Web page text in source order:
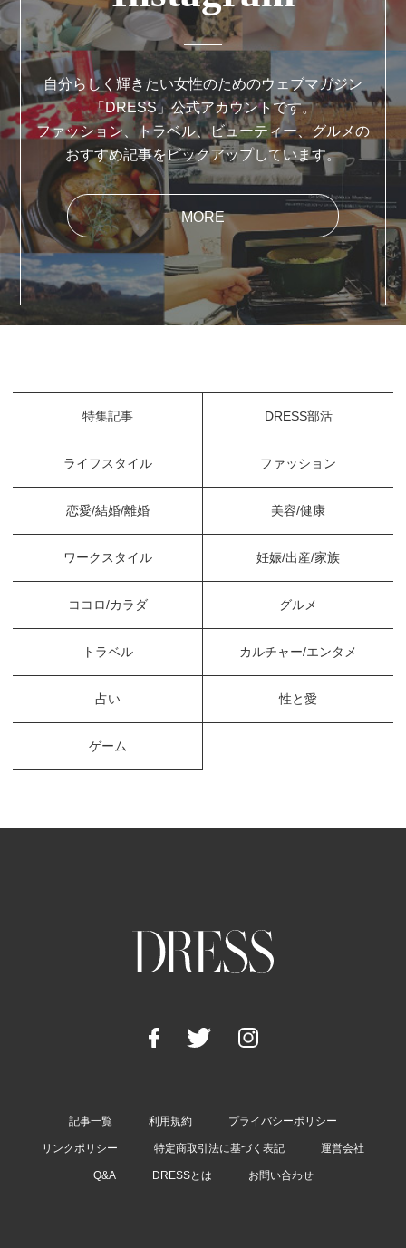
自分らしく輝きたい女性のためのウェブマガジン
「DRESS」公式アカウントです。
ファッション、トラベル、ビューティー、グルメの
おすすめ記事をピックアップしています。
MORE
特集記事 DRESS部活
ライフスタイル ファッション
恋愛/結婚/離婚 美容/健康
ワークスタイル 妊娠/出産/家族
ココロ/カラダ グルメ
トラベル カルチャー/エンタメ
占い 性と愛
ゲーム
記事一覧 利用規約 プライバシーポリシー
リンクポリシー 特定商取引法に基づく表記 運営会社
Q&A DRESSとは お問い合わせ